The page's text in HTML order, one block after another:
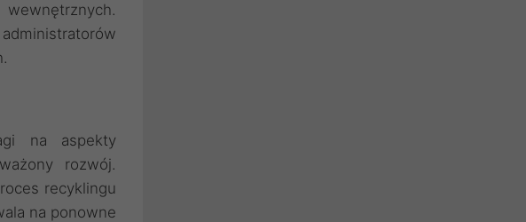
na aspekty
rozwój.
recyklingu
na ponowne